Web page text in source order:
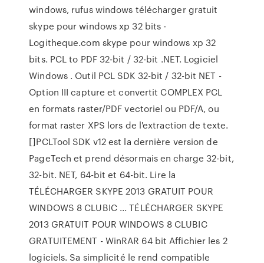
windows, rufus windows télécharger gratuit
skype pour windows xp 32 bits -
Logitheque.com skype pour windows xp 32
bits. PCL to PDF 32-bit / 32-bit .NET. Logiciel
Windows . Outil PCL SDK 32-bit / 32-bit NET -
Option III capture et convertit COMPLEX PCL
en formats raster/PDF vectoriel ou PDF/A, ou
format raster XPS lors de l'extraction de texte.
[]PCLTool SDK v12 est la dernière version de
PageTech et prend désormais en charge 32-bit,
32-bit. NET, 64-bit et 64-bit. Lire la
TÉLÉCHARGER SKYPE 2013 GRATUIT POUR
WINDOWS 8 CLUBIC ... TÉLÉCHARGER SKYPE
2013 GRATUIT POUR WINDOWS 8 CLUBIC
GRATUITEMENT - WinRAR 64 bit Affichier les 2
logiciels. Sa simplicité le rend compatible